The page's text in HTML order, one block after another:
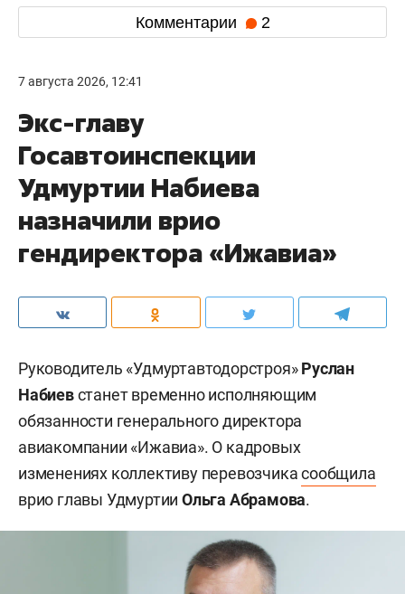
Комментарии 2
7 августа 2026, 12:41
Экс-главу
Госавтоинспекции
Удмуртии Набиева
назначили врио
гендиректора «Ижавиа»
Руководитель «Удмуртавтодорстроя»Руслан
Набиевстанет временно исполняющим
обязанности генерального директора
авиакомпании «Ижавиа». О кадровых
изменениях коллективу перевозчикасообщила
врио главы УдмуртииОльга Абрамова.